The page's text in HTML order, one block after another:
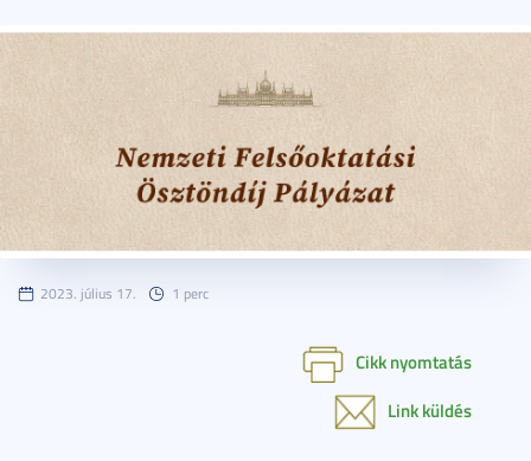
2023. július 17. 1 perc
Cikk nyomtatás
Link küldés